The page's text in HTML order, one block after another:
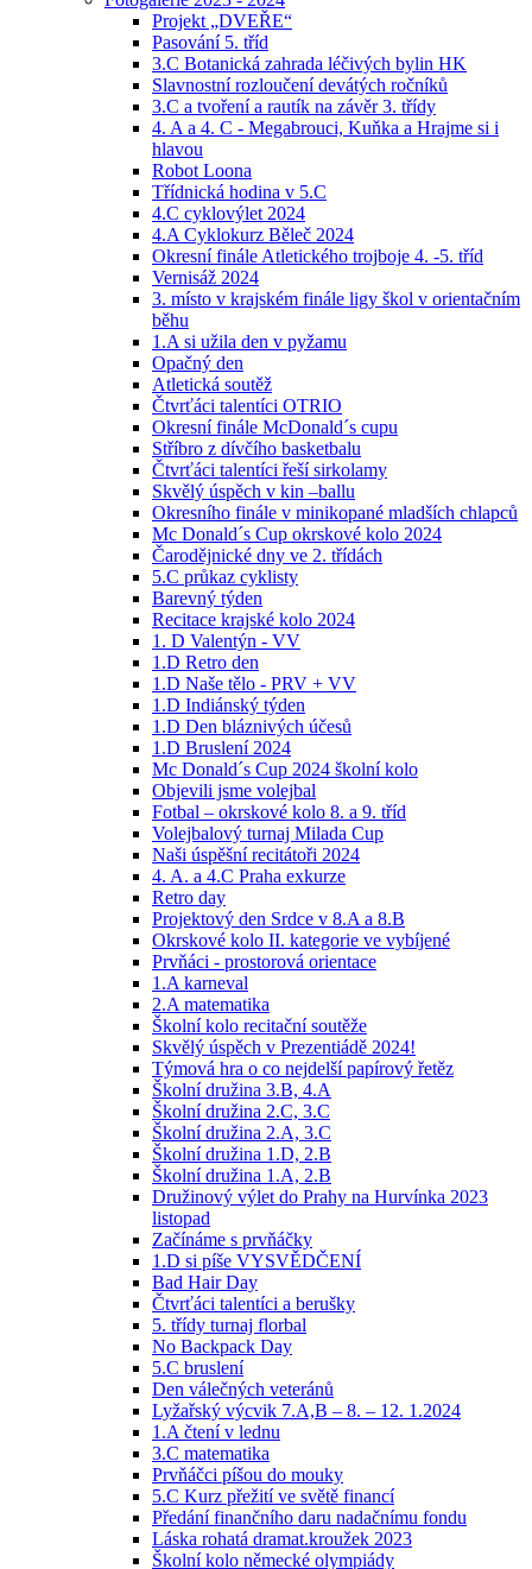
Projekt „DVEŘE“
Pasování 5. tříd
3.C Botanická zahrada léčivých bylin HK
Slavnostní rozloučení devátých ročníků
3.C a tvoření a rautík na závěr 3. třídy
4. A a 4. C - Megabrouci, Kuňka a Hrajme si i
hlavou
Robot Loona
Třídnická hodina v 5.C
4.C cyklovýlet 2024
4.A Cyklokurz Běleč 2024
Okresní finále Atletického trojboje 4. -5. tříd
Vernisáž 2024
3. místo v krajském finále ligy škol v orientačním
běhu
1.A si užila den v pyžamu
Opačný den
Atletická soutěž
Čtvrťáci talentíci OTRIO
Okresní finále McDonald´s cupu
Stříbro z dívčího basketbalu
Čtvrťáci talentíci řeší sirkolamy
Skvělý úspěch v kin –ballu
Okresního finále v minikopané mladších chlapců
Mc Donald´s Cup okrskové kolo 2024
Čarodějnické dny ve 2. třídách
5.C průkaz cyklisty
Barevný týden
Recitace krajské kolo 2024
1. D Valentýn - VV
1.D Retro den
1.D Naše tělo - PRV + VV
1.D Indiánský týden
1.D Den bláznivých účesů
1.D Bruslení 2024
Mc Donald´s Cup 2024 školní kolo
Objevili jsme volejbal
Fotbal – okrskové kolo 8. a 9. tříd
Volejbalový turnaj Milada Cup
Naši úspěšní recitátoři 2024
4. A. a 4.C Praha exkurze
Retro day
Projektový den Srdce v 8.A a 8.B
Okrskové kolo II. kategorie ve vybíjené
Prvňáci - prostorová orientace
1.A karneval
2.A matematika
Školní kolo recitační soutěže
Skvělý úspěch v Prezentiádě 2024!
Týmová hra o co nejdelší papírový řetěz
Školní družina 3.B, 4.A
Školní družina 2.C, 3.C
Školní družina 2.A, 3.C
Školní družina 1.D, 2.B
Školní družina 1.A, 2.B
Družinový výlet do Prahy na Hurvínka 2023
listopad
Začínáme s prvňáčky
1.D si píše VYSVĚDČENÍ
Bad Hair Day
Čtvrťáci talentíci a berušky
5. třídy turnaj florbal
No Backpack Day
5.C bruslení
Den válečných veteránů
Lyžařský výcvik 7.A,B – 8. – 12. 1.2024
1.A čtení v lednu
3.C matematika
Prvňáčci píšou do mouky
5.C Kurz přežití ve světě financí
Předání finančního daru nadačnímu fondu
Láska rohatá dramat.kroužek 2023
Školní kolo německé olympiády